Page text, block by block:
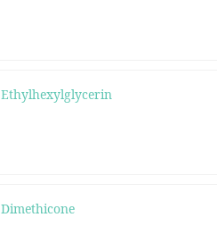
Ethylhexylglycerin
Dimethicone